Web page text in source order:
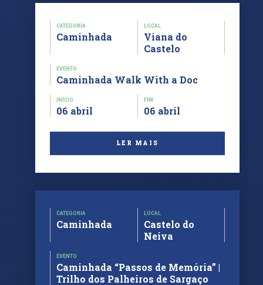
CATEGORIA
Caminhada
LOCAL
Viana do
Castelo
EVENTO
Caminhada Walk With a Doc
INÍCIO
06 abril
FIM
06 abril
LER MAIS
CATEGORIA
Caminhada
LOCAL
Castelo do
Neiva
EVENTO
Caminhada “Passos de Memória” |
Trilho dos Palheiros de Sargaço